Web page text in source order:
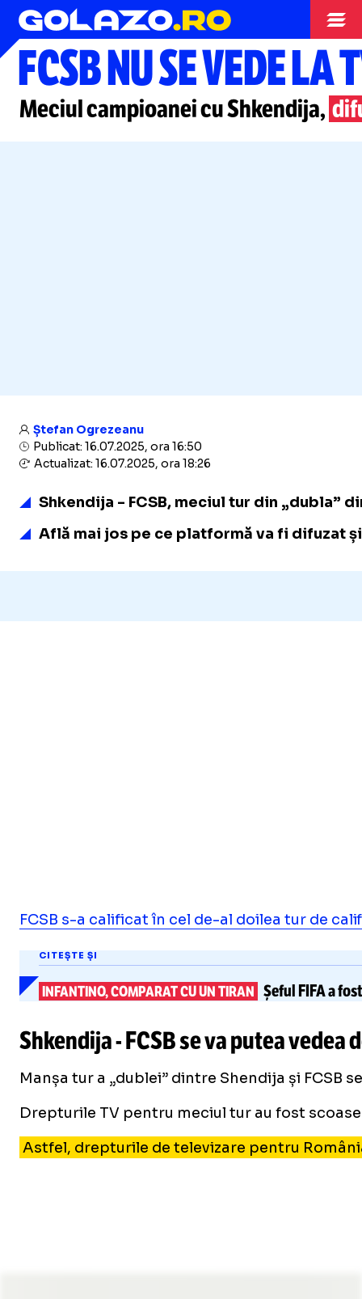
Liga Campionilor
FCSB NU SE VEDE LA
Meciul campioanei cu Shkendija,
Ștefan Ogrezeanu
Publicat: 16.07.2025, ora 16:50
Actualizat: 16.07.2025, ora 18:26
Shkendija - FCSB, meciul tur din „dubla”
Află mai jos pe ce platformă va fi difuzat
FCSB s-a calificat în cel de-al doilea tur de
CITEȘTE ȘI
INFANTINO, COMPARAT CU UN TIRAN Șeful FIFA a
Shkendija - FCSB se va putea vedea
Manșa tur a „dublei” dintre Shendija și FCSB
Drepturile TV pentru meciul tur au fost
Astfel, drepturile de televizare pentru